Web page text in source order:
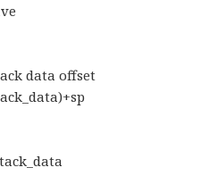
data offset